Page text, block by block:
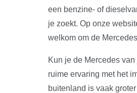
een benzine- of
je zoekt. Op onze
welkom om de
Kun je de Mercedes
ruime ervaring met het
buitenland is vaak